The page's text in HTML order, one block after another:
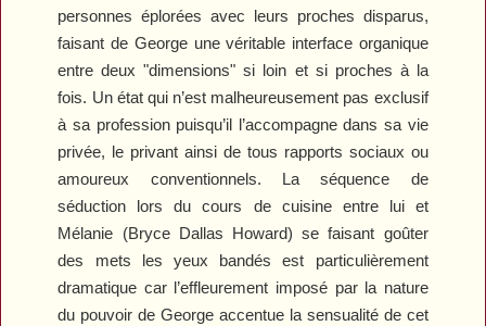
personnes éplorées avec leurs proches disparus,
faisant de George une véritable interface organique
entre deux "dimensions" si loin et si proches à la
fois. Un état qui n’est malheureusement pas exclusif
à sa profession puisqu’il l’accompagne dans sa vie
privée, le privant ainsi de tous rapports sociaux ou
amoureux conventionnels. La séquence de
séduction lors du cours de cuisine entre lui et
Mélanie (Bryce Dallas Howard) se faisant goûter
des mets les yeux bandés est particulièrement
dramatique car l’effleurement imposé par la nature
du pouvoir de George accentue la sensualité de cet